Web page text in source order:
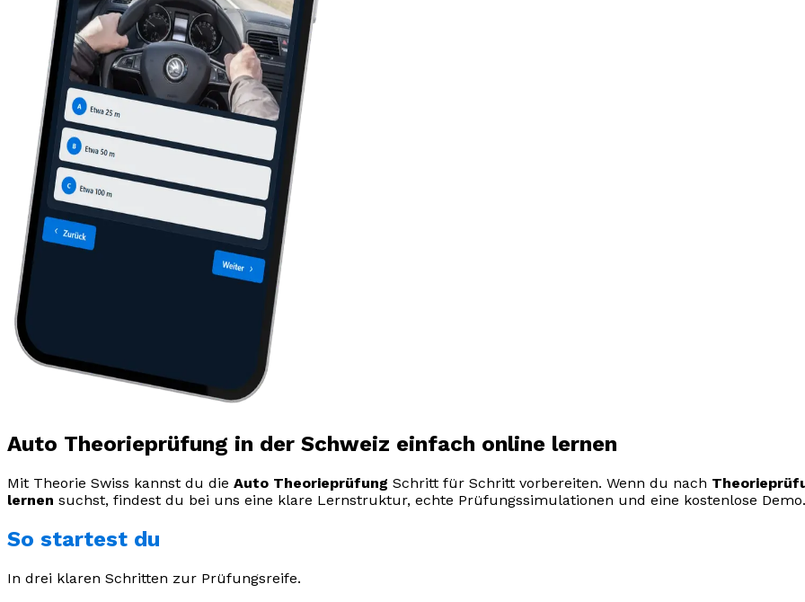
Auto Theorieprüfung in der Schweiz einfach online lernen
Mit Theorie Swiss kannst du die Auto Theorieprüfung Schritt für Schritt vorbereiten. Wenn du nach
lernen suchst, findest du bei uns eine klare Lernstruktur, echte Prüfungssimulationen und eine kostenlose Demo.
So startest du
In drei klaren Schritten zur Prüfungsreife.